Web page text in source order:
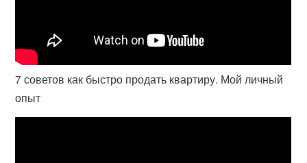
7 советов как быстро продать квартиру. Мой личный
опыт